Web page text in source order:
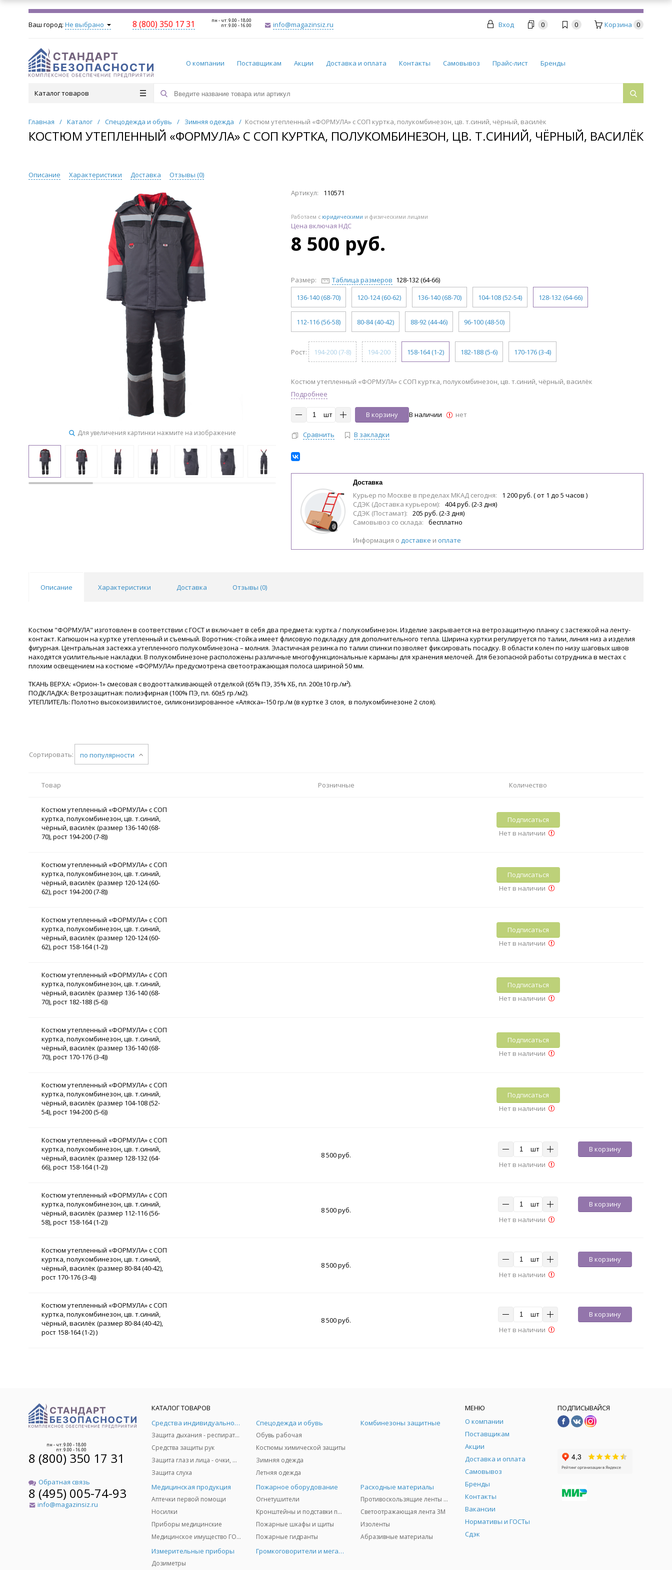
Ваш город: Не выбрано 8 (800) 350 17 31 пн - чт: 9.00 - 18.00
пт: 9.00 - 16.00 info@magazinsiz.ru Вход 0 0 Корзина 0
О компании Поставщикам Акции Доставка и оплата Контакты Самовывоз Прайс-лист Бренды
Каталог товаров
Главная / Каталог / Спецодежда и обувь / Зимняя одежда / Костюм утепленный «ФОРМУЛА» с СОП куртка, полукомбинезон, цв. т.синий, чёрный, василёк
КОСТЮМ УТЕПЛЕННЫЙ «ФОРМУЛА» С СОП КУРТКА, ПОЛУКОМБИНЕЗОН, ЦВ. Т.СИНИЙ, ЧЁРНЫЙ, ВАСИЛЁК
Описание Характеристики Доставка Отзывы (0)
Для увеличения картинки нажмите на изображение
Артикул: 110571
Работаем с юридическими и физическими лицами
Цена включая НДС
8 500 руб.
Размер: Таблица размеров 128-132 (64-66)
136-140 (68-70)
120-124 (60-62) 136-140 (68-70) 104-108 (52-54) 128-132 (64-66)
112-116 (56-58) 80-84 (40-42) 88-92 (44-46) 96-100 (48-50)
Рост: 194-200 (7-8) 194-200 158-164 (1-2) 182-188 (5-6) 170-176 (3-4)
Костюм утепленный «ФОРМУЛА» с СОП куртка, полукомбинезон, цв. т.синий, чёрный, василёк
Подробнее
шт В корзину В наличии нет
Сравнить В закладки
Доставка
Курьер по Москве в пределах МКАД сегодня:
1 200 руб. ( от 1 до 5 часов )
СДЭК (Доставка курьером):
404 руб. (2-3 дня)
СДЭК (Постамат):
205 руб. (2-3 дня)
Самовывоз со склада:
бесплатно
Информация о доставке и оплате
Описание Характеристики Доставка Отзывы (0)
Костюм "ФОРМУЛА" изготовлен в соответствии с ГОСТ и включает в себя два предмета: куртка / полукомбинезон. Изделие закрывается на ветрозащитную планку с застежкой на ленту-
контакт. Капюшон на куртке утепленный и съемный. Воротник-стойка имеет флисовую подкладку для дополнительного тепла. Ширина куртки регулируется по талии, линия низ а изделия
фигурная. Центральная застежка утепленного полукомбинезона – молния. Эластичная резинка по талии спинки позволяет фиксировать посадку. В области колен по низу шаговых швов
находятся усилительные накладки. В полукомбинезоне расположены различные многофункциональные карманы для хранения мелочей. Для безопасной работы сотрудника в местах с
плохим освещением на костюме «ФОРМУЛА» предусмотрена светоотражающая полоса шириной 50 мм.
ТКАНЬ ВЕРХА: «Орион-1» смесовая с водоотталкивающей отделкой (65% ПЭ, 35% ХБ, пл. 200±10 гр./м²).
ПОДКЛАДКА: Ветрозащитная: полиэфирная (100% ПЭ, пл. 60±5 гр./м2).
УТЕПЛИТЕЛЬ: Полотно высокоизвилистое, силиконизированное «Аляска»-150 гр./м (в куртке 3 слоя, в полукомбинезоне 2 слоя).
Сортировать: по популярности
Товар Розничные Количество
Костюм утепленный «ФОРМУЛА» с СОП
куртка, полукомбинезон, цв. т.синий,
чёрный, василёк (размер 136-140 (68-
70), рост 194-200 (7-8))
Подписаться
Нет в наличии
Костюм утепленный «ФОРМУЛА» с СОП
куртка, полукомбинезон, цв. т.синий,
чёрный, василёк (размер 120-124 (60-
62), рост 194-200 (7-8))
Подписаться
Нет в наличии
Костюм утепленный «ФОРМУЛА» с СОП
куртка, полукомбинезон, цв. т.синий,
чёрный, василёк (размер 120-124 (60-
62), рост 158-164 (1-2))
Подписаться
Нет в наличии
Костюм утепленный «ФОРМУЛА» с СОП
куртка, полукомбинезон, цв. т.синий,
чёрный, василёк (размер 136-140 (68-
70), рост 182-188 (5-6))
Подписаться
Нет в наличии
Костюм утепленный «ФОРМУЛА» с СОП
куртка, полукомбинезон, цв. т.синий,
чёрный, василёк (размер 136-140 (68-
70), рост 170-176 (3-4))
Подписаться
Нет в наличии
Костюм утепленный «ФОРМУЛА» с СОП
куртка, полукомбинезон, цв. т.синий,
чёрный, василёк (размер 104-108 (52-
54), рост 194-200 (5-6))
Подписаться
Нет в наличии
Костюм утепленный «ФОРМУЛА» с СОП
куртка, полукомбинезон, цв. т.синий,
чёрный, василёк (размер 128-132 (64-
66), рост 158-164 (1-2))
8 500 руб.
шт
В корзину
Нет в наличии
Костюм утепленный «ФОРМУЛА» с СОП
куртка, полукомбинезон, цв. т.синий,
чёрный, василёк (размер 112-116 (56-
58), рост 158-164 (1-2))
8 500 руб.
шт
В корзину
Нет в наличии
Костюм утепленный «ФОРМУЛА» с СОП
куртка, полукомбинезон, цв. т.синий,
чёрный, василёк (размер 80-84 (40-42),
рост 170-176 (3-4))
8 500 руб.
шт
В корзину
Нет в наличии
Костюм утепленный «ФОРМУЛА» с СОП
куртка, полукомбинезон, цв. т.синий,
чёрный, василёк (размер 80-84 (40-42),
рост 158-164 (1-2) )
8 500 руб.
шт
В корзину
Нет в наличии
пн - чт: 9.00 - 18.00
пт: 9.00 - 16.00
8 (800) 350 17 31
Обратная связь
8 (495) 005-74-93
info@magazinsiz.ru
КАТАЛОГ ТОВАРОВ
Средства индивидуальной защиты
Защита дыхания - респираторы, противогазы, фильтры, дозиметры
Средства защиты рук
Защита глаз и лица - очки, щитки
Защита слуха
Спецодежда и обувь
Обувь рабочая
Костюмы химической защиты
Зимняя одежда
Летняя одежда
Комбинезоны защитные
Медицинская продукция
Аптечки первой помощи
Носилки
Приборы медицинские
Медицинское имущество ГО и ЧС
Пожарное оборудование
Огнетушители
Кронштейны и подставки под огнетушители
Пожарные шкафы и щиты
Пожарные гидранты
Расходные материалы
Противоскользящие ленты 3М
Светоотражающая лента 3M
Изоленты
Абразивные материалы
Измерительные приборы
Дозиметры
Громкоговорители и мегафоны
МЕНЮ
О компании
Поставщикам
Акции
Доставка и оплата
Самовывоз
Бренды
Контакты
Вакансии
Нормативы и ГОСТы
Сдэк
ПОДПИСЫВАЙСЯ